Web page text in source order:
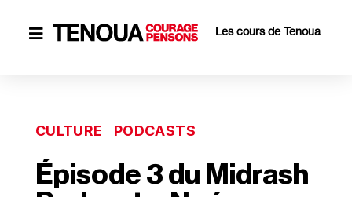
 Les cours de Tenoua
CULTURE PODCASTS
Épisode 3 du Midrash